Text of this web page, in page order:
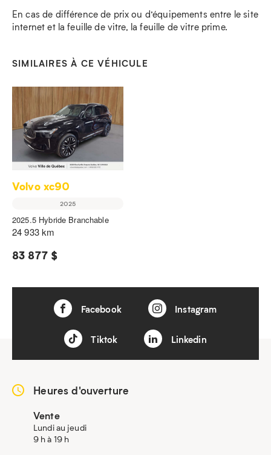
En cas de différence de prix ou d’équipements entre le site
internet et la feuille de vitre, la feuille de vitre prime.
SIMILAIRES À CE VÉHICULE
Volvo xc90
2025
2025.5 Hybride Branchable
24 933 km
83 877 $
Facebook Instagram
Tiktok Linkedin
Heures d'ouverture
Vente
Lundi au jeudi
9 h à 19 h